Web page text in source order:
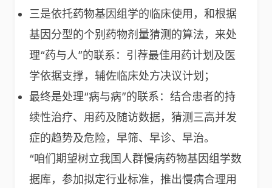
三是依托药物基因组学的临床使用，和根据
基因分型的个别药物剂量猜测的算法，来处
理“药与人”的联系：引荐最佳用药计划及医
学依据支撑，辅佐临床处方决议计划；
最终是处理“病与病”的联系：结合患者的持
续性治疗、用药及随访数据，猜测三高并发
症的趋势及危险，早筛、早诊、早治。
“咱们期望树立我国人群慢病药物基因组学数
据库，参加拟定行业标准，推出慢病合理用